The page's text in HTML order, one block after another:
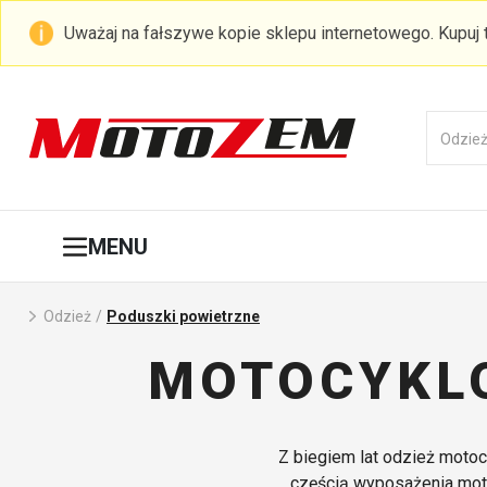
Uważaj na fałszywe kopie sklepu internetowego.
MENU
Odzież / Poduszki powietrzne
Z biegiem lat odzież